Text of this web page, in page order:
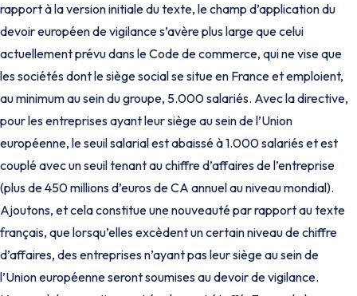
rapport à la version initiale du texte, le champ d’application du
devoir européen de vigilance s’avère plus large que celui
actuellement prévu dans le Code de commerce, qui ne vise que
les sociétés dont le siège social se situe en France et emploient,
au minimum au sein du groupe, 5.000 salariés. Avec la directive,
pour les entreprises ayant leur siège au sein de l’Union
européenne, le seuil salarial est abaissé à 1.000 salariés et est
couplé avec un seuil tenant au chiffre d’affaires de l’entreprise
(plus de 450 millions d’euros de CA annuel au niveau mondial).
Ajoutons, et cela constitue une nouveauté par rapport au texte
français, que lorsqu’elles excèdent un certain niveau de chiffre
d’affaires, des entreprises n’ayant pas leur siège au sein de
l’Union européenne seront soumises au devoir de vigilance.